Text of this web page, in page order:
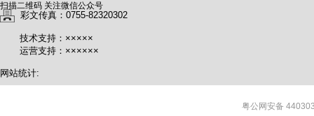
彩文传真：0755-82320302
技术支持：×××××
运营支持：××××××
网站统计:
粤公网安备
扫描二维码 关注微信公众号